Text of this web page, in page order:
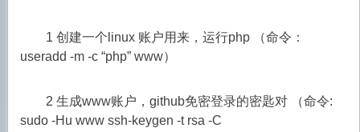
1 创建一个linux 账户用来，运行php （命令：
useradd -m -c “php” www）
2 生成www账户，github免密登录的密匙对 （命令:
sudo -Hu www ssh-keygen -t rsa -C